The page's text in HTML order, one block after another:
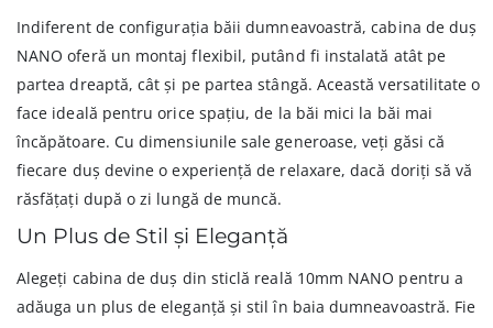
Indiferent de configurația băii dumneavoastră, cabina de duș
NANO oferă un montaj flexibil, putând fi instalată atât pe
partea dreaptă, cât și pe partea stângă. Această versatilitate o
face ideală pentru orice spațiu, de la băi mici la băi mai
încăpătoare. Cu dimensiunile sale generoase, veți găsi că
fiecare duș devine o experiență de relaxare, dacă doriți să vă
răsfățați după o zi lungă de muncă.
Un Plus de Stil și Eleganță
Alegeți cabina de duș din sticlă reală 10mm NANO pentru a
adăuga un plus de eleganță și stil în baia dumneavoastră. Fie